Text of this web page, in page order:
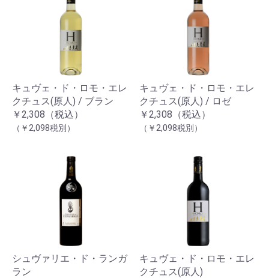
キュヴェ・ド・ロモ・エレ
クチュス(原人) / ブラン
￥2,308（税込）
（￥2,098税別）
キュヴェ・ド・ロモ・エレ
クチュス(原人) / ロゼ
￥2,308（税込）
（￥2,098税別）
シュヴァリエ・ド・ランガ
ラン
キュヴェ・ド・ロモ・エレ
クチュス(原人)